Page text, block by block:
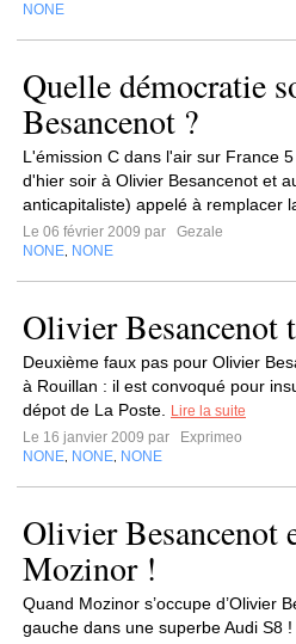
NONE
Quelle démocratie
Besancenot ?
L'émission C dans l'air sur France
d'hier soir à Olivier Besancenot et
anticapitaliste) appelé à remplacer
Le 06 février 2009 par
Gezale
NONE NONE
Olivier Besancenot
Deuxième faux pas pour Olivier
à Rouillan : il est convoqué pour
dépot de La Poste.
Lire la suite
Le 16 janvier 2009 par
Exprimeo
NONE NONE NONE
Olivier Besancenot
Mozinor !
Quand Mozinor s’occupe d’Olivier
gauche dans une superbe Audi S8 !